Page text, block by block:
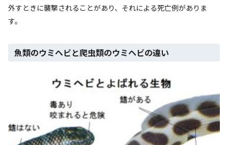
外すときに襲撃されることがあり、それによる死亡例がありま
す。
魚類のウミヘビと爬虫類のウミヘビの違い